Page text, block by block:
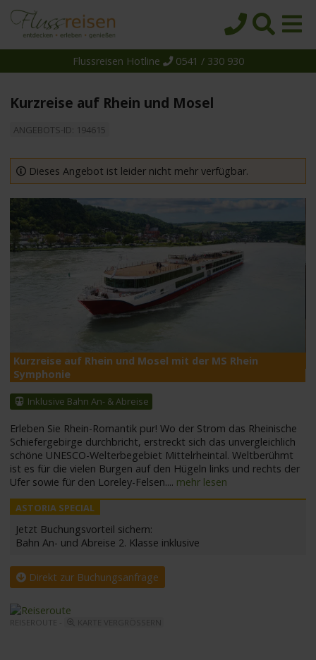
Reedereien
Schiffe
Über uns
Wissen
Flussreisen Hotline 0541 / 330 930
Kurzreise auf Rhein und Mosel
ANGEBOTS-ID: 194615
Dieses Angebot ist leider nicht mehr verfügbar.
Kurzreise auf Rhein und Mosel mit der MS Rhein
Symphonie
Inklusive Bahn An- & Abreise
Erleben Sie Rhein-Romantik pur! Wo der Strom das Rheinische
Schiefergebirge durchbricht, erstreckt sich das unvergleichlich
schöne UNESCO-Welterbegebiet Mittelrheintal. Weltberühmt
ist es für die vielen Burgen auf den Hügeln links und rechts der
Ufer sowie für den Loreley-Felsen.... mehr lesen
Jetzt Buchungsvorteil sichern:
Bahn An- und Abreise 2. Klasse inklusive
Direkt zur Buchungsanfrage
REISEROUTE -